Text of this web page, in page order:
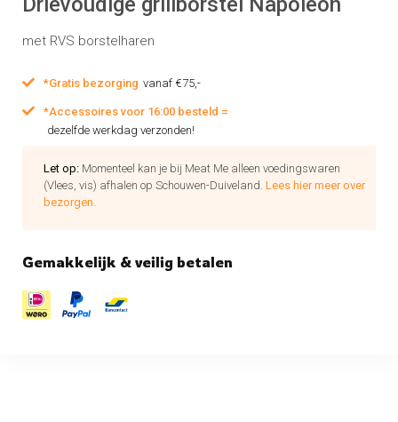
met RVS borstelharen
*Gratis bezorging vanaf €75,-
*Accessoires voor 16:00 besteld =
dezelfde werkdag verzonden!
Let op: Momenteel kan je bij Meat Me alleen voedingswaren
(Vlees, vis) afhalen op Schouwen-Duiveland. Lees hier meer over
bezorgen.
Gemakkelijk & veilig betalen